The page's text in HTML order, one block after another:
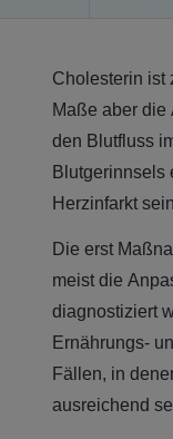
Cholesterin ist
Maße aber die
den Blutfluss
Blutgerinnsels
Herzinfarkt
Die erst
meist die
diagnostiziert
Ernährungs-
Fällen, in
ausreichend